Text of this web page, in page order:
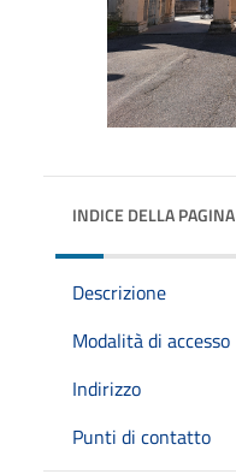
INDICE DELLA PAGINA
Descrizione
Modalità di accesso
Indirizzo
Punti di contatto